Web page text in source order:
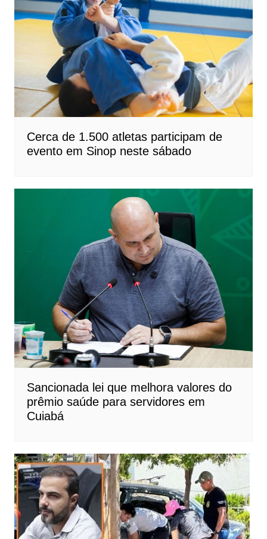
Cerca de 1.500 atletas participam de
evento em Sinop neste sábado
Sancionada lei que melhora valores do
prêmio saúde para servidores em
Cuiabá